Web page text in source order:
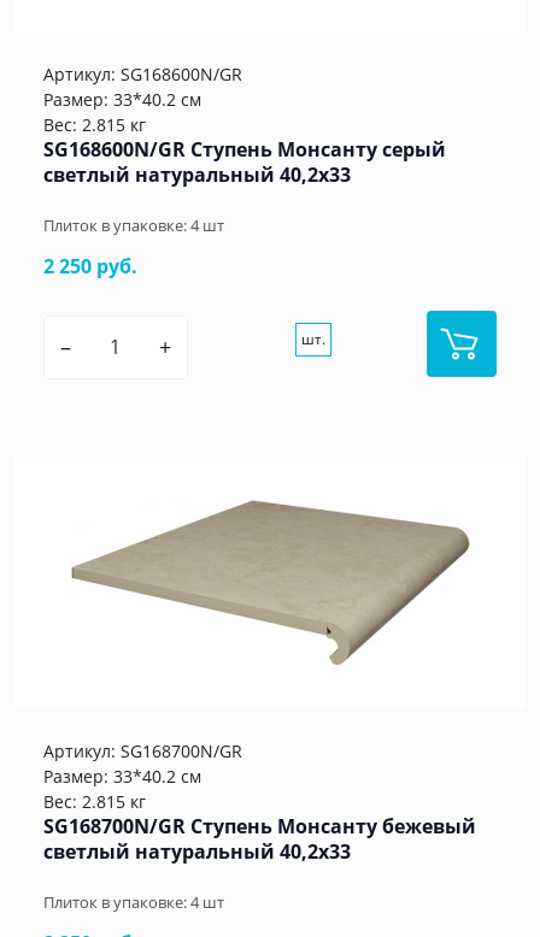
Артикул: SG168600N/GR
Размер: 33*40.2 см
Вес: 2.815 кг
SG168600N/GR Ступень Монсанту серый
светлый натуральный 40,2х33
Плиток в упаковке:4шт
2 250 руб.
– + шт.
Артикул: SG168700N/GR
Размер: 33*40.2 см
Вес: 2.815 кг
SG168700N/GR Cтупень Монсанту бежевый
светлый натуральный 40,2х33
Плиток в упаковке:4шт